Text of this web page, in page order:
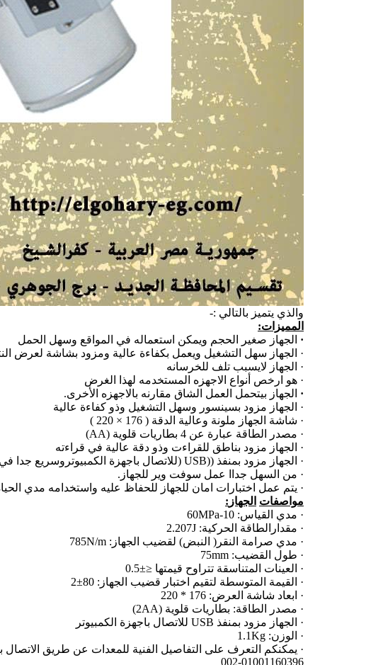
والذي يتميز بالتالي :-
المميزات:
· الجهاز صغير الحجم ويمكن استعماله في المواقع وسهل الحمل
· الجهاز سهل التشغيل ويعمل بكفاءة عالية ومزود بشاشة لعرض
· الجهاز لايسبب تلف للخرسانه
· هو ارخص أنواع الاجهزه المستخدمه لهذا الغرض
· الجهاز بيتحمل العمل الشاق مقارنه بالاجهزه الأخرى.
· الجهاز مزود بسينسور وسهل التشغيل وذو كفاءة عالية
· شاشة الجهاز ملونة وعالية الدقة ( 176 × 220 )
· مصدر الطاقة عبارة عن 4 بطاريات قلوية (AA)
· الجهاز مزود بناطق للقراءت وذو دقة عالية في قراءته
· الجهاز مزود بمنفذ ((USB (للاتصال باجهزة الكمبيوتروسريع جدا في نقل البيانات.
· من السهل جداا عمل سوفت وير للجهاز.
· يتم عمل اختبارات امان للجهاز للحفاظ عليه واستخدامه مدي
مواصفات الجهاز :
· مدي القياس: 10-60MPa
· مقدارالطاقة الحركية: 2.207J
· مدي صرامة النقر( النبض) لقضيب الجهاز: 785N/m
· طول القضيب: 75mm
· العينات المتناسقة تتراوح قيمتها ≤±0.5
· القيمة المتوسطة لتقيم اختبار قضيب الجهاز: 80±2
· ابعاد شاشة العرض: 176 * 220
· مصدر الطاقة: بطاريات قلوية (2AA)
· الجهاز مزود بمنفذ USB للاتصال باجهزة الكمبيوتر
· الوزن: 1.1Kg
· يمكنكم التعرف على التفاصيل الفنية للمعدات عن طريق الاتصال
002-01001160396